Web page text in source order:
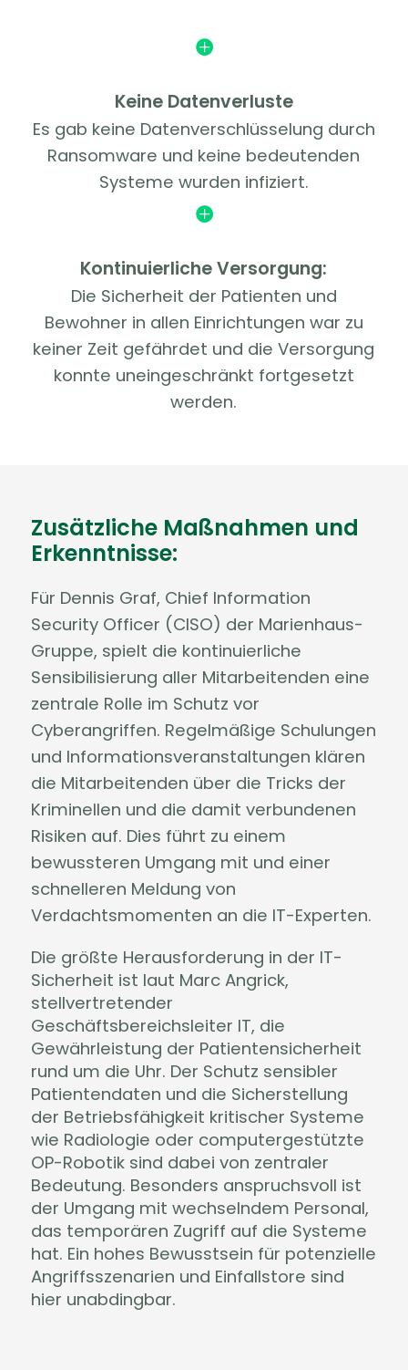

Keine Datenverluste
Es gab keine Datenverschlüsselung durch
Ransomware und keine bedeutenden
Systeme wurden infiziert.

Kontinuierliche Versorgung:
Die Sicherheit der Patienten und
Bewohner in allen Einrichtungen war zu
keiner Zeit gefährdet und die Versorgung
konnte uneingeschränkt fortgesetzt
werden.
Zusätzliche Maßnahmen und
Erkenntnisse:
Für Dennis Graf, Chief Information
Security Officer (CISO) der Marienhaus-
Gruppe, spielt die kontinuierliche
Sensibilisierung aller Mitarbeitenden eine
zentrale Rolle im Schutz vor
Cyberangriffen. Regelmäßige Schulungen
und Informationsveranstaltungen klären
die Mitarbeitenden über die Tricks der
Kriminellen und die damit verbundenen
Risiken auf. Dies führt zu einem
bewussteren Umgang mit und einer
schnelleren Meldung von
Verdachtsmomenten an die IT-Experten.
Die größte Herausforderung in der IT-
Sicherheit ist laut Marc Angrick,
stellvertretender
Geschäftsbereichsleiter IT, die
Gewährleistung der Patientensicherheit
rund um die Uhr. Der Schutz sensibler
Patientendaten und die Sicherstellung
der Betriebsfähigkeit kritischer Systeme
wie Radiologie oder computergestützte
OP-Robotik sind dabei von zentraler
Bedeutung. Besonders anspruchsvoll ist
der Umgang mit wechselndem Personal,
das temporären Zugriff auf die Systeme
hat. Ein hohes Bewusstsein für potenzielle
Angriffsszenarien und Einfallstore sind
hier unabdingbar.